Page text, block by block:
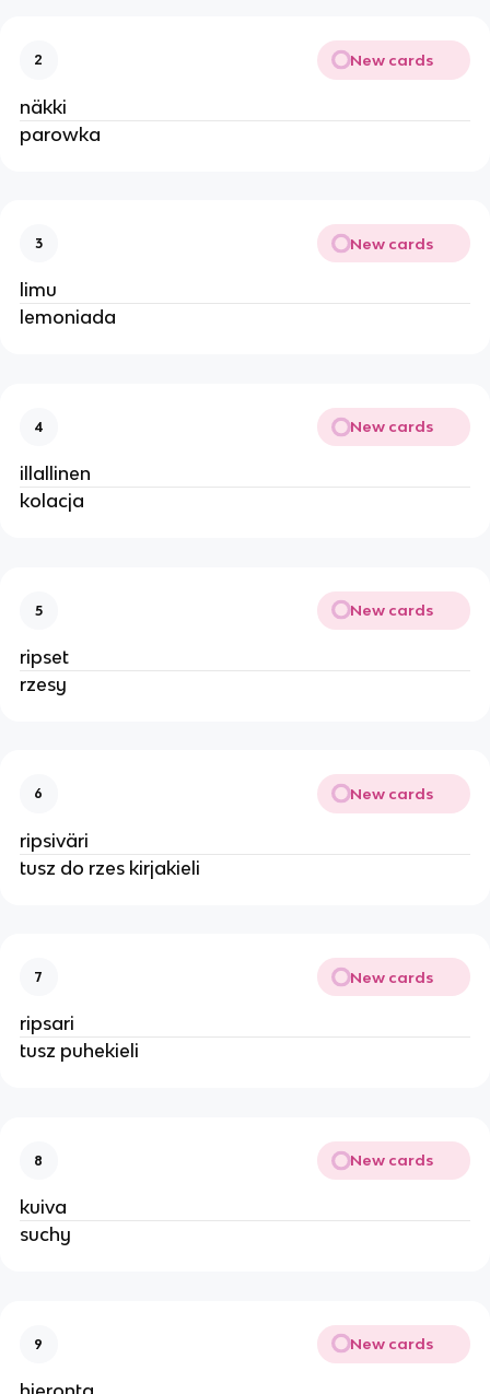
2 New cards
näkki
parowka
3 New cards
limu
lemoniada
4 New cards
illallinen
kolacja
5 New cards
ripset
rzesy
6 New cards
ripsiväri
tusz do rzes kirjakieli
7 New cards
ripsari
tusz puhekieli
8 New cards
kuiva
suchy
9 New cards